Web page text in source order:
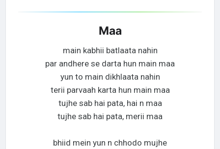
Maa
main kabhii batlaata nahin
par andhere se darta hun main maa
yun to main dikhlaata nahin
terii parvaah karta hun main maa
tujhe sab hai pata, hai n maa
tujhe sab hai pata, merii maa
bhiid mein yun n chhodo mujhe